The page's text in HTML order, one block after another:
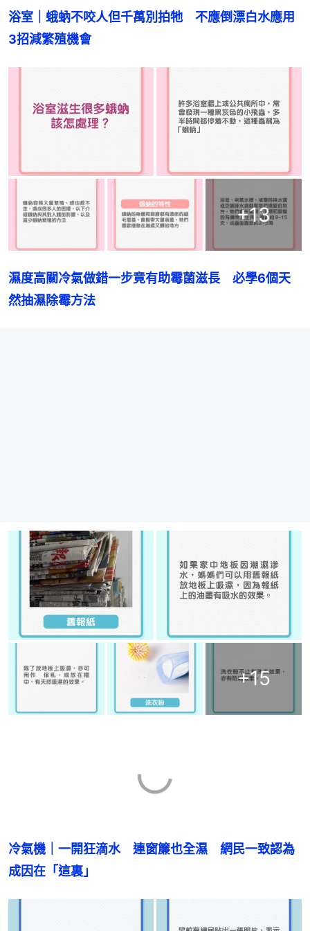
浴室｜蛾蚋不咬人但千萬別拍牠　不應倒漂白水應用
3招減繁殖機會
+13
濕度高關冷氣做錯一步竟有助霉菌滋長　必學6個天
然抽濕除霉方法
+15
冷氣機｜一開狂滴水　連窗簾也全濕　網民一致認為
成因在「這裏」